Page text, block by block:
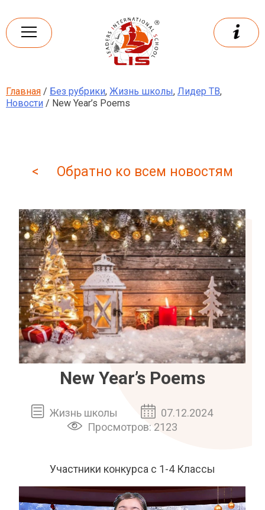
content
Leaders
International school
Главная / Без рубрики, Жизнь школы, Лидер ТВ,
Новости / New Year’s Poems
< Обратно ко всем новостям
New Year’s Poems
Жизнь школы
07.12.2024
Просмотров: 2123
Участники конкурса с 1-4 Классы